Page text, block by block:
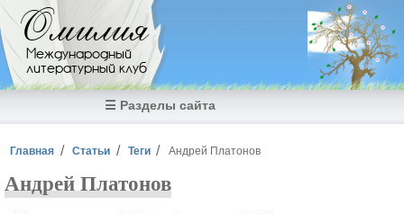
Перейти к основному содержанию
Омилия
Международный
литературный клуб
☰ Разделы сайта
Вы здесь
Главная Статьи Теги Андрей Платонов
Андрей Платонов